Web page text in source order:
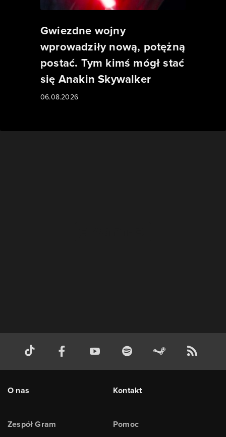
Gwiezdne wojny
wprowadziły nową, potężną
postać. Tym kimś mógł stać
się Anakin Skywalker
06.08.2026
O nas
Zespół Gram
Kontakt
Pomoc